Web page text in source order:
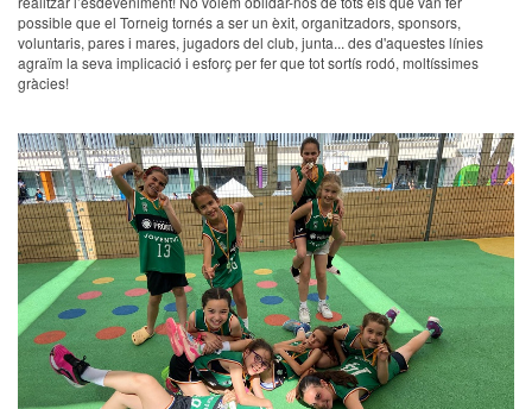
possible que el Torneig tornés a ser un èxit, organitzadors, sponsors,
voluntaris, pares i mares, jugadors del club, junta... des d'aquestes línies
agraïm la seva implicació i esforç per fer que tot sortís rodó, moltíssimes
gràcies!